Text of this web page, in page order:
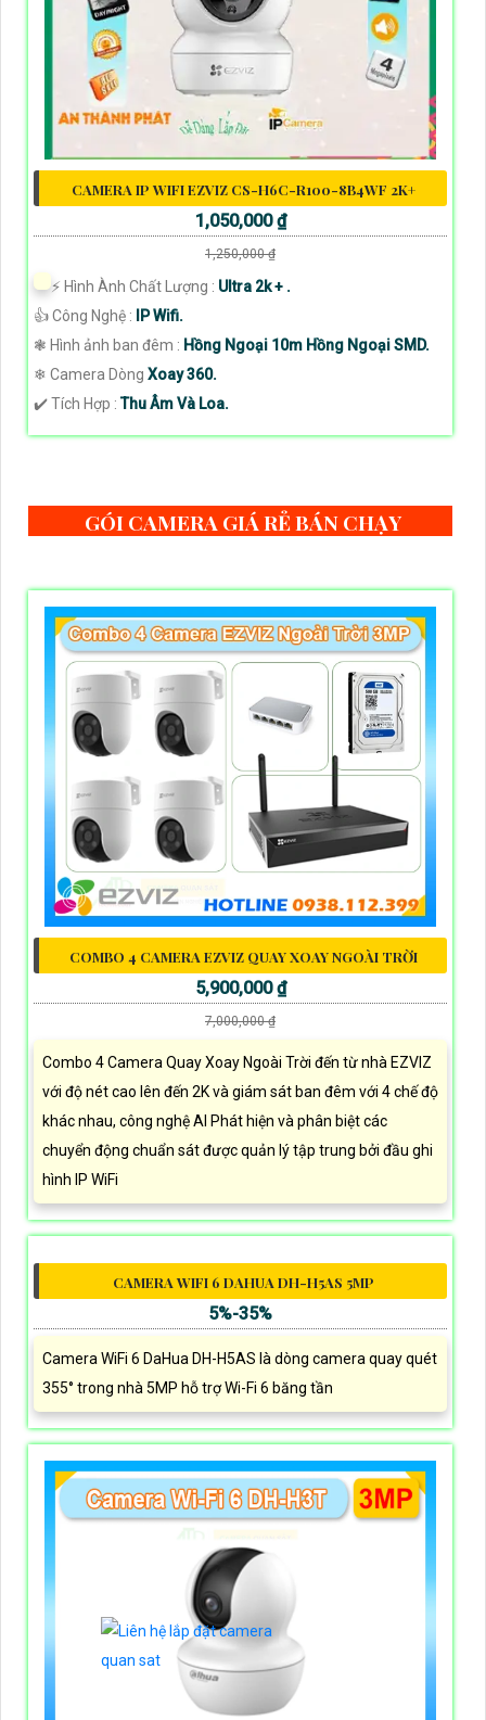
CAMERA IP WIFI EZVIZ CS-H6C-R100-8B4WF 2K+
1,050,000 ₫
1,250,000 ₫
️⚡ Hình Ành Chất Lượng : Ultra 2k + .
👍 Công Nghệ :
IP Wifi.
❃ Hình ảnh ban đêm : Hồng Ngoại 10m Hồng Ngoại SMD.
❄ Camera Dòng Xoay 360.
️✔️ Tích Hợp :Thu Âm Và Loa.
GÓI CAMERA GIÁ RẺ BÁN CHẠY
COMBO 4 CAMERA EZVIZ QUAY XOAY NGOÀI TRỜI
5,900,000 ₫
7,000,000 ₫
Combo 4 Camera Quay Xoay Ngoài Trời đến từ nhà EZVIZ
với độ nét cao lên đến 2K và giám sát ban đêm với 4 chế độ
khác nhau, công nghệ AI Phát hiện và phân biệt các
chuyển động chuẩn sát được quản lý tập trung bởi đầu ghi
hình IP WiFi
CAMERA WIFI 6 DAHUA DH-H5AS 5MP
5%-35%
Camera WiFi 6 DaHua DH-H5AS là dòng camera quay quét
355° trong nhà 5MP hỗ trợ Wi-Fi 6 băng tần